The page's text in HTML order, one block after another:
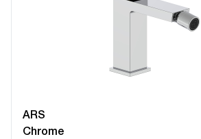
ARS
Chrome